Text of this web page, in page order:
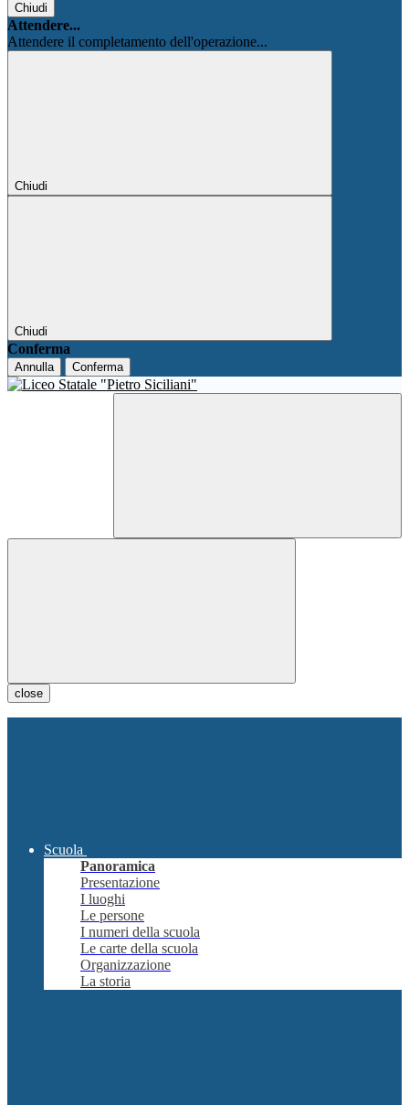
Chiudi
Attendere...
Attendere il completamento dell'operazione...
Chiudi
Chiudi
Conferma
Annulla Conferma
close
Scuola
Panoramica
Presentazione
I luoghi
Le persone
I numeri della scuola
Le carte della scuola
Organizzazione
La storia